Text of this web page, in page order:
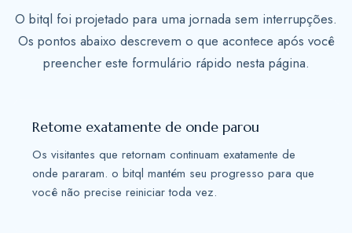
s
O bitql foi projetado para uma jornada sem interrupções.
Os pontos abaixo descrevem o que acontece após você
preencher este formulário rápido nesta página.
Retome exatamente de onde parou
Os visitantes que retornam continuam exatamente de
onde pararam. o bitql mantém seu progresso para que
você não precise reiniciar toda vez.